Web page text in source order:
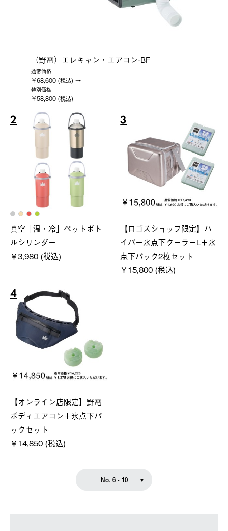
（野電）エレキャン・エアコン-BF
通常価格
￥68,600 (税込)
特別価格
￥58,800 (税込)
2
真空「温・冷」ペットボト
ルシリンダー
￥3,980 (税込)
3
【ロゴスショップ限定】ハ
イパー氷点下クーラーL＋氷
点下パック2枚セット
￥15,800 (税込)
4
【オンライン店限定】野電
ボディエアコン＋氷点下パ
ックセット
￥14,850 (税込)
No. 6 - 10